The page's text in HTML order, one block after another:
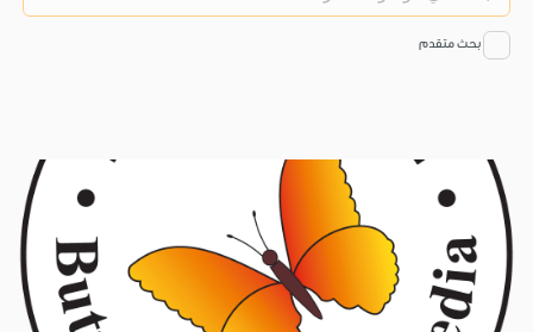
بحث متقدم